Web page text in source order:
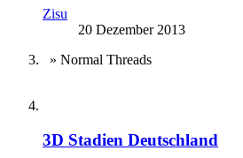
Zisu
20 Dezember 2013
» Normal Threads
3D Stadien Deutschland